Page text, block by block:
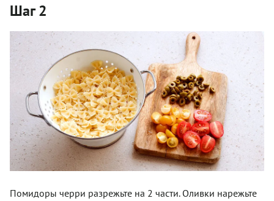
Шаг 2
Помидоры черри разрежьте на 2 части. Оливки нарежьте